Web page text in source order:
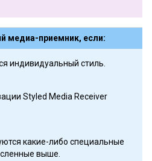
медиа-приемник, если:
индивидуальный стиль.
Styled Media Receiver
какие-либо специальные
выше.